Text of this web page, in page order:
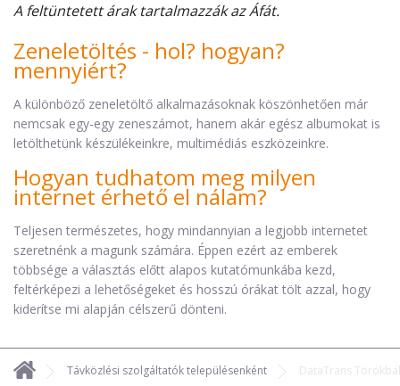
A feltüntetett árak tartalmazzák az Áfát.
Zeneletöltés - hol? hogyan?
mennyiért?
A különböző zeneletöltő alkalmazásoknak köszönhetően már
nemcsak egy-egy zeneszámot, hanem akár egész albumokat is
letölthetünk készülékeinkre, multimédiás eszközeinkre.
Hogyan tudhatom meg milyen
internet érhető el nálam?
Teljesen természetes, hogy mindannyian a legjobb internetet
szeretnénk a magunk számára. Éppen ezért az emberek
többsége a választás előtt alapos kutatómunkába kezd,
feltérképezi a lehetőségeket és hosszú órákat tölt azzal, hogy
kiderítse mi alapján célszerű dönteni.
Távközlési szolgáltatók településenként DataTrans